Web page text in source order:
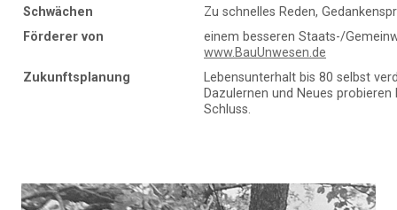
Schwächen
Zu schnelles Reden,
Förderer von
einem besseren Staats-/
www.BauUnwesen.de
Zukunftsplanung
Lebensunterhalt bis 80 selbst
Dazulernen und Neues probieren
Schluss.